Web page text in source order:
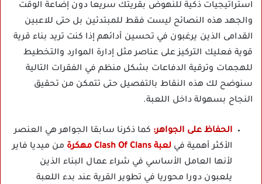
استراتيجيات ذكية للنهوض بقريتك سريعا دون إضاعة الوقت
والجهد هذه النصائح ليست فقط للمبتدئين بل حتى للاعبين
القدامى الذين يرغبون في تحسين أدائهم إذا كنت تريد بناء قرية
قوية فعليك التركيز على عناصر مثل إدارة الموارد والتخطيط
للهجمات وترقية الدفاعات بشكل منظم في الفقرات التالية
سنوضح لك هذه النقاط بالتفصيل حتى تتمكن من تحقيق
النجاح بسهولة داخل اللعبة.
الحفاظ على الجواهر: كما ذكرنا سابقا الجواهر هي العنصر
الأكثر أهمية في لعبة Clash Of Clans مهكرة
من ميديا فاير
لأنها العامل الأساسي في شراء عمال البناء الذين
يلعبون دورا محوريا في تطوير القرية عند بدء اللعبة